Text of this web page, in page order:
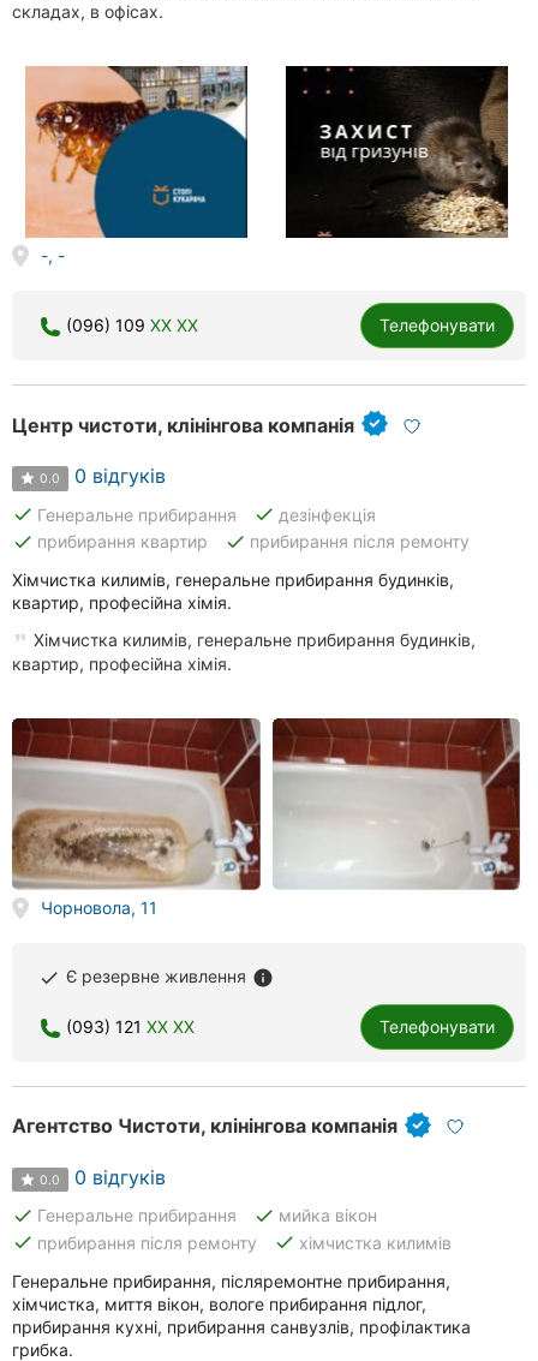
складах, в офісах.
-, -
(096) 109 XX XX Телефонувати
Центр чистоти, клінінгова компанія
0.0 0 відгуків
done Генеральне прибирання done дезінфекція
done прибирання квартир done прибирання після ремонту
Хімчистка килимів, генеральне прибирання будинків,
квартир, професійна хімія.
Хімчистка килимів, генеральне прибирання будинків,
квартир, професійна хімія.
Чорновола, 11
done Є резервне живлення info
(093) 121 XX XX Телефонувати
Агентство Чистоти, клінінгова компанія
0.0 0 відгуків
done Генеральне прибирання done мийка вікон
done прибирання після ремонту done хімчистка килимів
Генеральне прибирання, післяремонтне прибирання,
хімчистка, миття вікон, вологе прибирання підлог,
прибирання кухні, прибирання санвузлів, профілактика
грибка.